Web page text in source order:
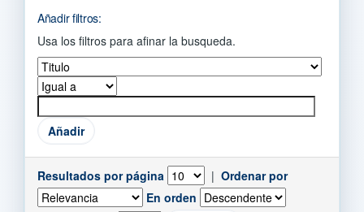
Añadir filtros:
Usa los filtros para afinar la busqueda.
Resultados por página | Ordenar por
En orden